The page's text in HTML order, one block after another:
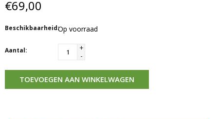
€69,00
Beschikbaarheid:Op voorraad
Aantal:
+
-
TOEVOEGEN AAN WINKELWAGEN